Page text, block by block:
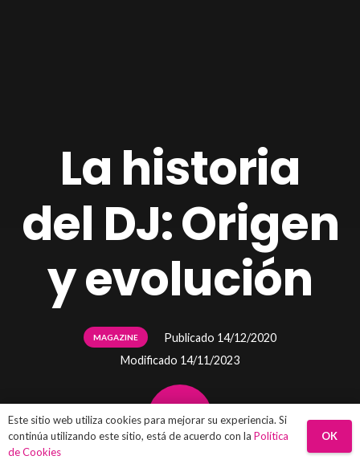
La historia
del DJ: Origen
y evolución
MAGAZINE Publicado 14/12/2020
Modificado 14/11/2023
Este sitio web utiliza cookies para mejorar su experiencia. Si
continúa utilizando este sitio, está de acuerdo con la Política
de Cookies
OK